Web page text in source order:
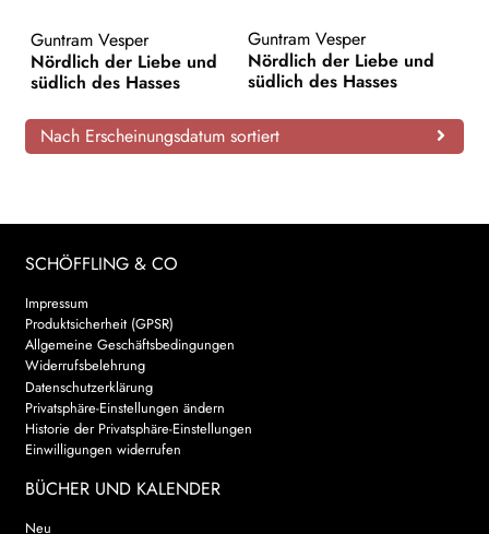
AKTUELLES
NEWSLETTER
WEITERE VERLAGE
Search:
Guntram Vesper
Nördlich der Liebe und
südlich des Hasses
Guntram Vesper
Nördlich der Liebe und
südlich des Hasses
Nach Erscheinungsdatum sortiert
SCHÖFFLING & CO
Impressum
Produktsicherheit (GPSR)
Allgemeine Geschäftsbedingungen
Widerrufsbelehrung
Datenschutzerklärung
Privatsphäre-Einstellungen ändern
Historie der Privatsphäre-Einstellungen
Einwilligungen widerrufen
BÜCHER UND KALENDER
Neu